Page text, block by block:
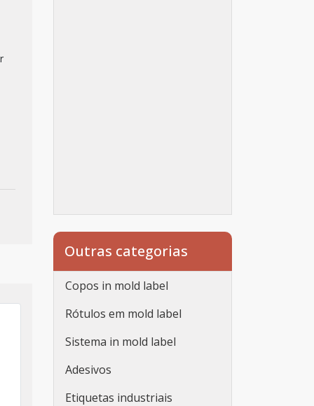
Outras categorias
Copos in mold label
Rótulos em mold label
Sistema in mold label
Adesivos
Etiquetas industriais